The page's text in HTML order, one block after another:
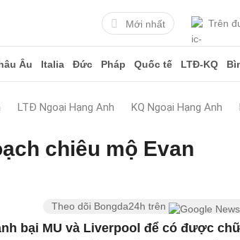
Mới nhất Trên
Âu Italia Đức Pháp Quốc tế LTĐ-KQ
LTĐ Ngoại Hạng Anh KQ Ngoại Hạng Anh
chiêu mộ Evan
Theo dõi Bongda24h trên
bại MU và Liverpool để có được